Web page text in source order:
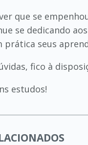
que se
se dedicando
prática seus
fico à
estudos!